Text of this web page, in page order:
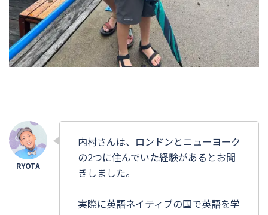
内村さんは、ロンドンとニューヨーク
の2つに住んでいた経験があるとお聞
きしました。
実際に英語ネイティブの国で英語を学